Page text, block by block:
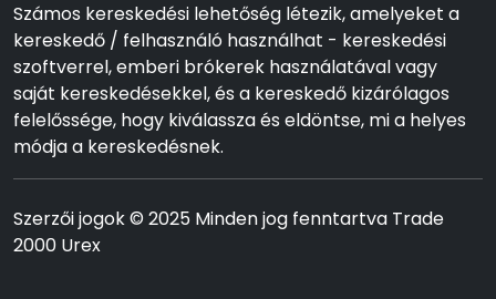
Számos kereskedési lehetőség létezik, amelyeket a
kereskedő / felhasználó használhat - kereskedési
szoftverrel, emberi brókerek használatával vagy
saját kereskedésekkel, és a kereskedő kizárólagos
felelőssége, hogy kiválassza és eldöntse, mi a helyes
módja a kereskedésnek.
Szerzői jogok © 2025 Minden jog fenntartva Trade
2000 Urex